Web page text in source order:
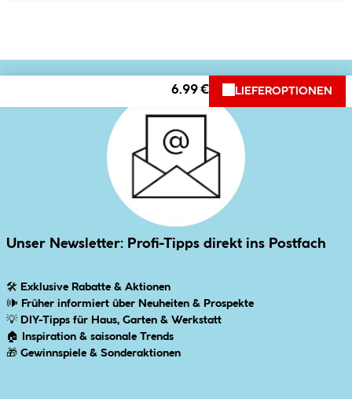
6.99 € LIEFEROPTIONEN
Unser Newsletter: Profi-Tipps direkt ins Postfach
🛠 Exklusive Rabatte & Aktionen
🕪 Früher informiert über Neuheiten & Prospekte
💡 DIY-Tipps für Haus, Garten & Werkstatt
🏠
Inspiration & saisonale Trends
🎁 Gewinnspiele & Sonderaktionen